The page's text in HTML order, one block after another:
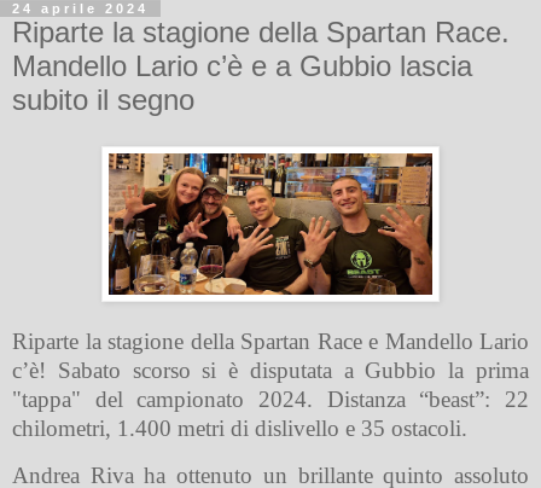
24 aprile 2024
Riparte la stagione della Spartan Race.
Mandello Lario c’è e a Gubbio lascia
subito il segno
Riparte la stagione della Spartan Race e Mandello Lario
c’è! Sabato scorso si è disputata a Gubbio la prima
"tappa" del campionato 2024. Distanza “beast”: 22
chilometri, 1.400 metri di dislivello e 35 ostacoli.
Andrea Riva ha ottenuto un brillante quinto assoluto